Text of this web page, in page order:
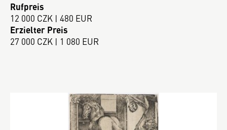
Rufpreis
12 000 CZK | 480 EUR
Erzielter Preis
27 000 CZK | 1 080 EUR